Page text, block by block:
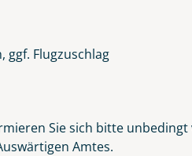
ggf. Flugzuschlag
Sie sich bitte
Amtes.